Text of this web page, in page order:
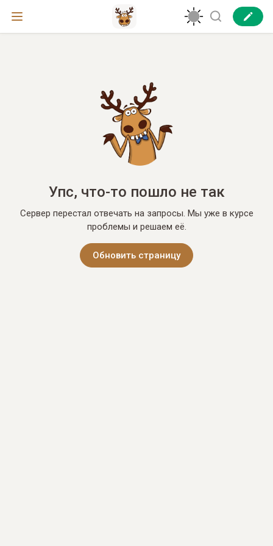
Упс, что-то пошло не так
Сервер перестал отвечать на запросы. Мы уже в курсе
проблемы и решаем её.
Обновить страницу